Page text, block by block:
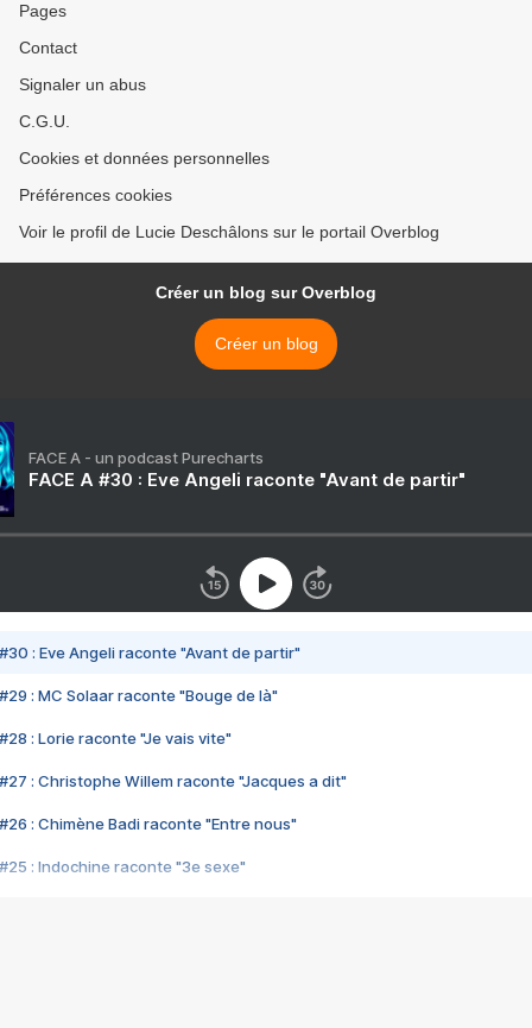
Pages
Contact
Signaler un abus
C.G.U.
Cookies et données personnelles
Préférences cookies
Voir le profil de Lucie Deschâlons sur le portail Overblog
Créer un blog sur Overblog
Créer un blog
FACE A - un podcast Purecharts
FACE A #30 : Eve Angeli raconte "Avant de partir"
#30 : Eve Angeli raconte "Avant de partir"
#29 : MC Solaar raconte "Bouge de là"
#28 : Lorie raconte "Je vais vite"
#27 : Christophe Willem raconte "Jacques a dit"
#26 : Chimène Badi raconte "Entre nous"
#25 : Indochine raconte "3e sexe"